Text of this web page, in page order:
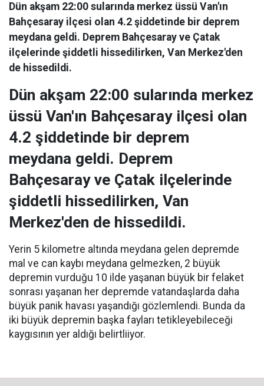
Dün akşam 22:00 sularında merkez üssü Van'ın
Bahçesaray ilçesi olan 4.2 şiddetinde bir deprem
meydana geldi. Deprem Bahçesaray ve Çatak
ilçelerinde şiddetli hissedilirken, Van Merkez'den
de hissedildi.
Dün akşam 22:00 sularında merkez
üssü Van'ın Bahçesaray ilçesi olan
4.2 şiddetinde bir deprem
meydana geldi. Deprem
Bahçesaray ve Çatak ilçelerinde
şiddetli hissedilirken, Van
Merkez'den de hissedildi.
Yerin 5 kilometre altında meydana gelen depremde
mal ve can kaybı meydana gelmezken, 2 büyük
depremin vurduğu 10 ilde yaşanan büyük bir felaket
sonrası yaşanan her depremde vatandaşlarda daha
büyük panik havası yaşandığı gözlemlendi. Bunda da
iki büyük depremin başka fayları tetikleyebileceği
kaygısının yer aldığı belirtliiyor.